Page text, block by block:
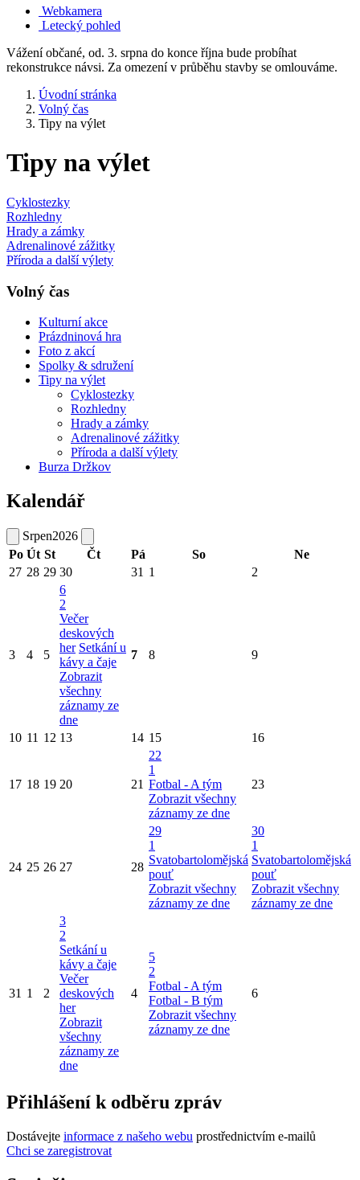
Webkamera
Letecký pohled
Vážení občané, od. 3. srpna do konce října bude probíhat
rekonstrukce návsi. Za omezení v průběhu stavby se omlouváme.
Úvodní stránka
Volný čas
Tipy na výlet
Tipy na výlet
Cyklostezky
Rozhledny
Hrady a zámky
Adrenalinové zážitky
Příroda a další výlety
Volný čas
Kulturní akce
Prázdninová hra
Foto z akcí
Spolky & sdružení
Tipy na výlet
Cyklostezky
Rozhledny
Hrady a zámky
Adrenalinové zážitky
Příroda a další výlety
Burza Držkov
Kalendář
Srpen2026
Po Út St Čt Pá So
Ne
27 28 29 30 31 1 2
3 4 5
6
2
Večer
deskových
her Setkání u
kávy a čaje
Zobrazit
všechny
záznamy ze
dne
7 8 9
10 11 12 13 14 15 16
17 18 19 20 21
22
1
Fotbal - A tým
Zobrazit všechny
záznamy ze dne
23
24 25 26 27 28
29
1
Svatobartolomějská
pouť
Zobrazit všechny
záznamy ze dne
30
1
Svatobartolomějská
pouť
Zobrazit všechny
záznamy ze dne
31 1 2
3
2
Setkání u
kávy a čaje
Večer
deskových
her
Zobrazit
všechny
záznamy ze
dne
4
5
2
Fotbal - A tým
Fotbal - B tým
Zobrazit všechny
záznamy ze dne
6
Přihlášení k odběru zpráv
Dostávejte informace z našeho webu prostřednictvím e-mailů
Chci se zaregistrovat